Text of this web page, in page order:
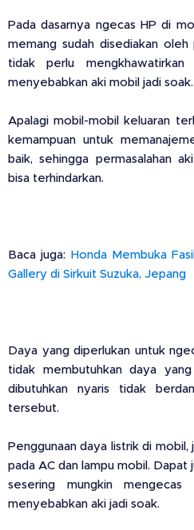
Pada dasarnya ngecas HP di
memang sudah disediakan
tidak perlu
menyebabkan aki mobil jadi soak.
Apalagi mobil-mobil keluaran
kemampuan untuk
baik, sehingga permasalahan
bisa terhindarkan.
Baca juga:
Honda Membuka
Gallery di Sirkuit Suzuka, Jepang
Daya yang diperlukan untuk
tidak membutuhkan daya
dibutuhkan nyaris tidak
tersebut.
Penggunaan daya listrik di mobil,
pada AC dan lampu mobil. Dapat
sesering mungkin
menyebabkan aki jadi soak.